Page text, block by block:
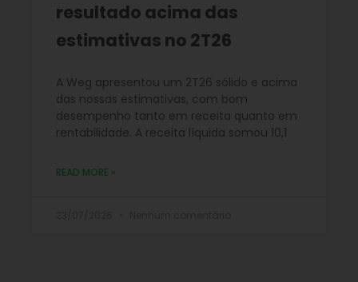
resultado acima das
estimativas no 2T26
A Weg apresentou um 2T26 sólido e acima
das nossas estimativas, com bom
desempenho tanto em receita quanto em
rentabilidade. A receita líquida somou 10,1
READ MORE »